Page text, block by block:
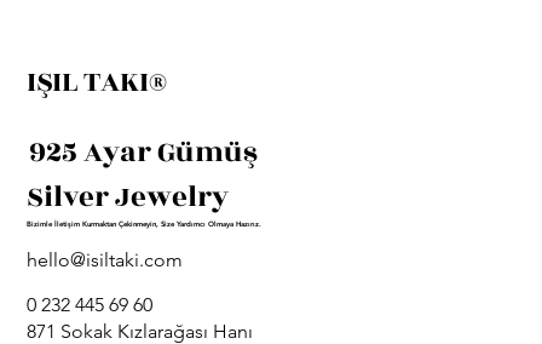
IŞIL TAKI®
925 Ayar Gümüş
Silver Jewelry
Bizimle İletişim Kurmaktan Çekinmeyin, Size Yardımcı Olmaya Hazırız.
hello@isiltaki.com
0 232 445 69 60
871 Sokak Kızlarağası Hanı